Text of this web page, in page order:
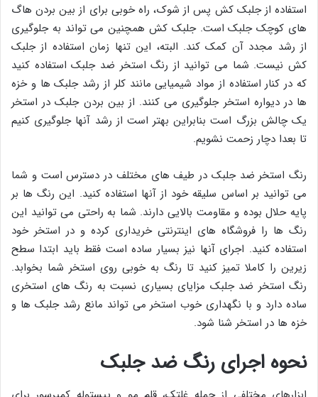
استفاده از جلبک کش پس از شوک، راه خوبی برای از بین بردن هاگ
های کوچک جلبک است. جلبک کش همچنین می تواند به جلوگیری
از رشد مجدد آن کمک کند. البته، این تنها زمان استفاده از جلبک
کش نیست. شما می توانید از رنگ استخر ضد جلبک استفاده کنید
که در کنار استفاده از مواد شیمیایی مانند کلر از رشد جلبک ها و خزه
ها در دیواره استخر جلوگیری می کنند. از بین بردن جلبک در استخر
یک چالش بزرگ است بنابراین بهتر است از رشد آنها جلوگیری کنیم
تا بعدا دچار زحمت نشویم.
رنگ استخر ضد جلبک در طیف های مختلف در دسترس است و شما
می توانید بر اساس سلیقه خود از آنها استفاده کنید. این رنگ ها بر
پایه حلال بوده و مقاومت بالایی دارند. شما به راحتی می توانید این
رنگ ها را فروشگاه های اینترنتی خریداری کرده و در استخر خود
استفاده کنید. اجرای آنها نیز بسیار ساده است فقط باید ابتدا سطح
زیرین را کاملا تمیز کنید تا رنگ به خوبی روی استخر شما بخوابد.
رنگ استخر ضد جلبک مزایای بسیاری نسبت به رنگ های استخری
ساده دارد و با نگهداری خوب استخر می تواند مانع رشد جلبک ها و
خزه ها در استخر شنا شود.
نحوه اجرای رنگ ضد جلبک